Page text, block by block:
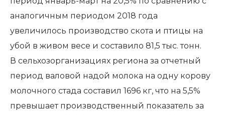
аналогичным периодом 2018 года
увеличилось производство скота и птицы на
убой в живом весе и составило 81,5 тыс. тонн.
В сельхозорганизациях региона за отчетный
период валовой надой молока на одну корову
молочного стада составил 1696 кг, что на 5,5%
превышает производственный показатель за